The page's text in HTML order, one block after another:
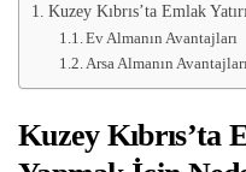
Kuzey Kıbrıs’ta Emlak
Ev Almanın Avantajları
Arsa Almanın
Kuzey Kıbrıs’ta